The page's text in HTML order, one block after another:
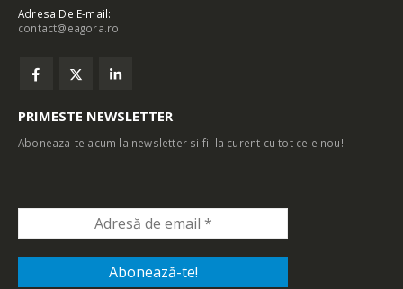
Adresa De E-mail:
contact@eagora.ro
PRIMESTE NEWSLETTER
Aboneaza-te acum la newsletter si fii la curent cu tot ce e nou!